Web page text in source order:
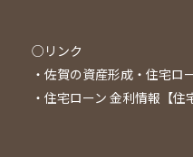
○リンク
・ 佐賀の資産形成・住宅ロ
・ 住宅ローン 金利情報【住